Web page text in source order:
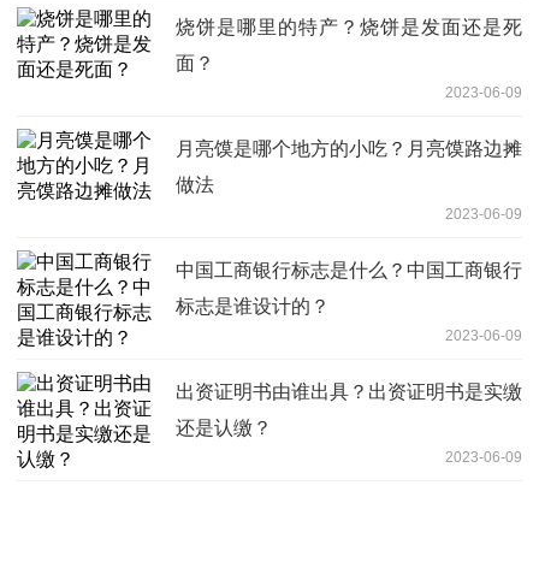
烧饼是哪里的特产？烧饼是发面还是死
面？
2023-06-09
月亮馍是哪个地方的小吃？月亮馍路边摊
做法
2023-06-09
中国工商银行标志是什么？中国工商银行
标志是谁设计的？
2023-06-09
出资证明书由谁出具？出资证明书是实缴
还是认缴？
2023-06-09